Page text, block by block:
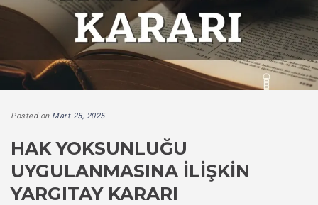
Posted on Mart 25, 2025
HAK YOKSUNLUĞU
UYGULANMASINA İLIŞKIN
YARGITAY KARARI